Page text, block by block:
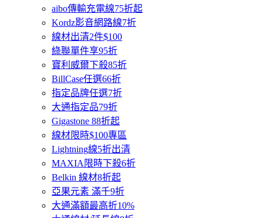
aibo傳輸充電線75折起
Kordz影音網路線7折
線材出清2件$100
綠聯單件享95折
寶利威爾下殺85折
BillCase任選66折
指定品牌任選7折
大通指定品79折
Gigastone 88折起
線材限時$100專區
Lightning線5折出清
MAXIA限時下殺6折
Belkin 線材8折起
亞果元素 滿千9折
大通滿額最高折10%